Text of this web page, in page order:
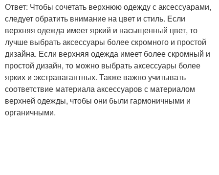
Ответ: Чтобы сочетать верхнюю одежду с аксессуарами,
следует обратить внимание на цвет и стиль. Если
верхняя одежда имеет яркий и насыщенный цвет, то
лучше выбрать аксессуары более скромного и простой
дизайна. Если верхняя одежда имеет более скромный и
простой дизайн, то можно выбрать аксессуары более
ярких и экстравагантных. Также важно учитывать
соответствие материала аксессуаров с материалом
верхней одежды, чтобы они были гармоничными и
органичными.